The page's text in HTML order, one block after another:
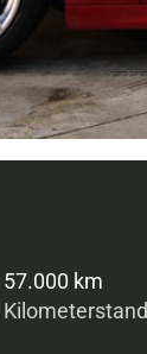
57.000 km
Kilometerstand